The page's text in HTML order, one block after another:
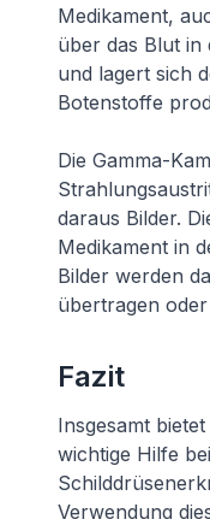
Medikament,
über das Blut in
und lagert sich
Botenstoffe
Die Gamma-
daraus Bilder.
Medikament in
Bilder werden
übertragen
Fazit
Insgesamt
wichtige Hilfe
Verwendung